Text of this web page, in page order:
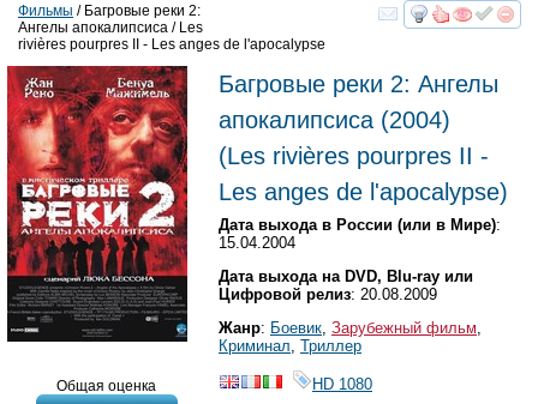
смотреть
Фильмы / Багровые реки 2:
Ангелы апокалипсиса / Les
rivières pourpres II - Les anges de l'apocalypse
Общая оценка
Багровые реки 2: Ангелы
апокалипсиса (2004)
(Les rivières pourpres II -
Les anges de l'apocalypse)
Дата выхода в России (или в Мире):
15.04.2004
Дата выхода на DVD, Blu-ray или
Цифровой релиз: 20.08.2009
Жанр: Боевик Зарубежный фильм
Криминал Триллер
HD 1080